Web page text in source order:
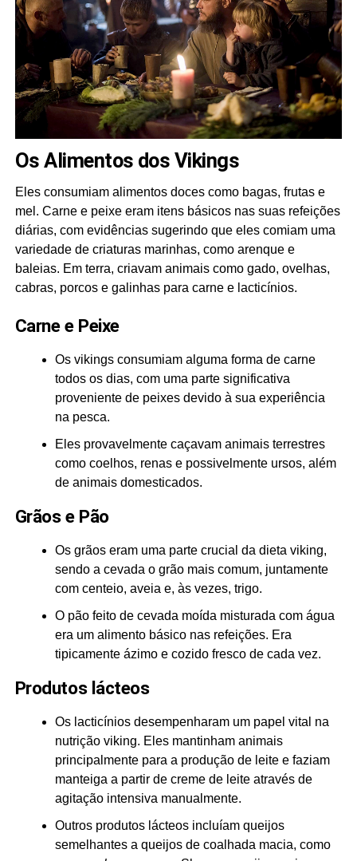
Os Alimentos dos Vikings
Eles consumiam alimentos doces como bagas, frutas e
mel. Carne e peixe eram itens básicos nas suas refeições
diárias, com evidências sugerindo que eles comiam uma
variedade de criaturas marinhas, como arenque e
baleias. Em terra, criavam animais como gado, ovelhas,
cabras, porcos e galinhas para carne e lacticínios.
Carne e Peixe
Os vikings consumiam alguma forma de carne
todos os dias, com uma parte significativa
proveniente de peixes devido à sua experiência
na pesca.
Eles provavelmente caçavam animais terrestres
como coelhos, renas e possivelmente ursos, além
de animais domesticados.
Grãos e Pão
Os grãos eram uma parte crucial da dieta viking,
sendo a cevada o grão mais comum, juntamente
com centeio, aveia e, às vezes, trigo.
O pão feito de cevada moída misturada com água
era um alimento básico nas refeições. Era
tipicamente ázimo e cozido fresco de cada vez.
Produtos lácteos
Os lacticínios desempenharam um papel vital na
nutrição viking. Eles mantinham animais
principalmente para a produção de leite e faziam
manteiga a partir de creme de leite através de
agitação intensiva manualmente.
Outros produtos lácteos incluíam queijos
semelhantes a queijos de coalhada macia, como